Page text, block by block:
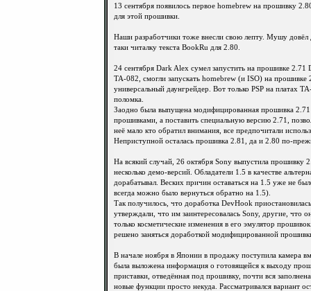
13 сентября появилось первое homebrew на прошивку
для этой прошивки.
Наши разработчики тоже внесли свою лепту. Мушу
таки читалку текста BookRu для 2.80.
24 сентября Dark Alex сумел запустить на прошивке
TA-082, смогли запускать homebrew (и ISO) на
универсальный даунгрейдер. Вот только PSP на платах
поломка.
Заодно была выпущена модифицированная прошивка 2.71
прошивками, а поставить специальную версию 2.71,
неё мало кто обратил внимания, все предпочитали
Неприступной осталась прошивка 2.81, да и 2.80 по-
На всякий случай, 26 октября Sony выпустила
несколько демо-версий. Обладатели 1.5 в качестве
дорабатывал. Веских причин оставаться на 1.5 уже не
всегда можно было вернуться обратно на 1.5).
Так получилось, что доработка DevHook
утверждали, что им заинтересовалась Sony, другие, что
только косметические изменения в его эмулятор
решено заняться доработкой модифицированной
В начале ноября в Японии в продажу поступила камера
была выложена информация о готовящейся к выходу
приставки, отведённая под прошивку, почти вся
новые функции просто некуда. Рассматривался вариант